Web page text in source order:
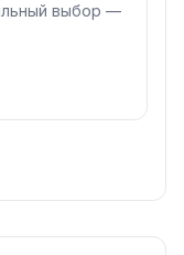
выбор —